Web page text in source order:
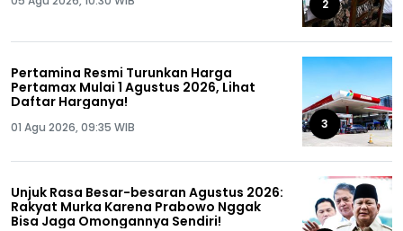
2
Pertamina Resmi Turunkan Harga
Pertamax Mulai 1 Agustus 2026, Lihat
Daftar Harganya!
01 Agu 2026, 09:35 WIB 3
Unjuk Rasa Besar-besaran Agustus 2026:
Rakyat Murka Karena Prabowo Nggak
Bisa Jaga Omongannya Sendiri!